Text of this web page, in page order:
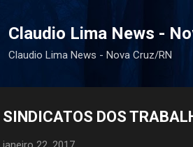
Claudio Lima News -
Claudio Lima News - Nova Cruz/RN
SINDICATOS DOS